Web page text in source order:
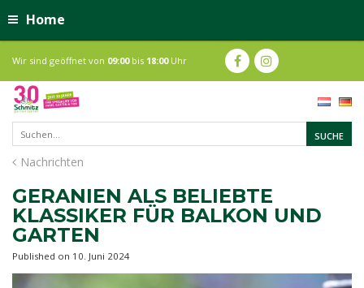
Home
Nachrichten
Wir sind geöffnet von 09:00bis 18:00Uhr
GERANIEN ALS BELIEBTE
KLASSIKER FÜR BALKON UND
GARTEN
Published on 10. Juni 2024